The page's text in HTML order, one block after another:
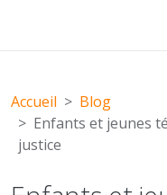
Accueil
Blog
Enfants et jeunes
justice